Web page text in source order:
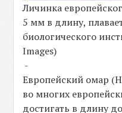
Личинка
5 мм в длину,
биологического
Images)
-
Европейский омар
во многих
достигать в длину